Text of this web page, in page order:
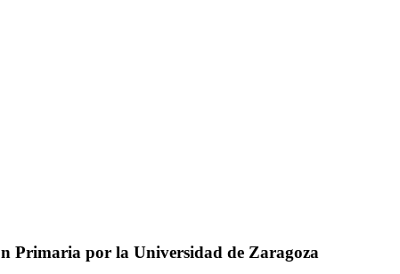
Primaria por la Universidad de Zaragoza